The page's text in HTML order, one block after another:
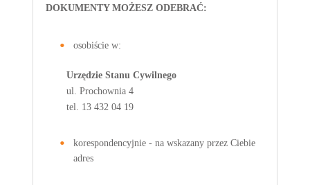
DOKUMENTY MOŻESZ ODEBRAĆ:
osobiście w:
Urzędzie Stanu Cywilnego
ul. Prochownia 4
tel. 13 432 04 19
korespondencyjnie - na wskazany przez Ciebie
adres